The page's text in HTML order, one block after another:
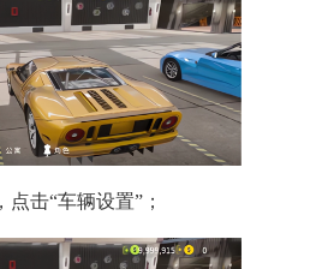
击“车辆设置”；